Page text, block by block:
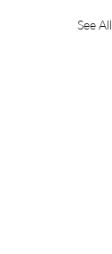
See All